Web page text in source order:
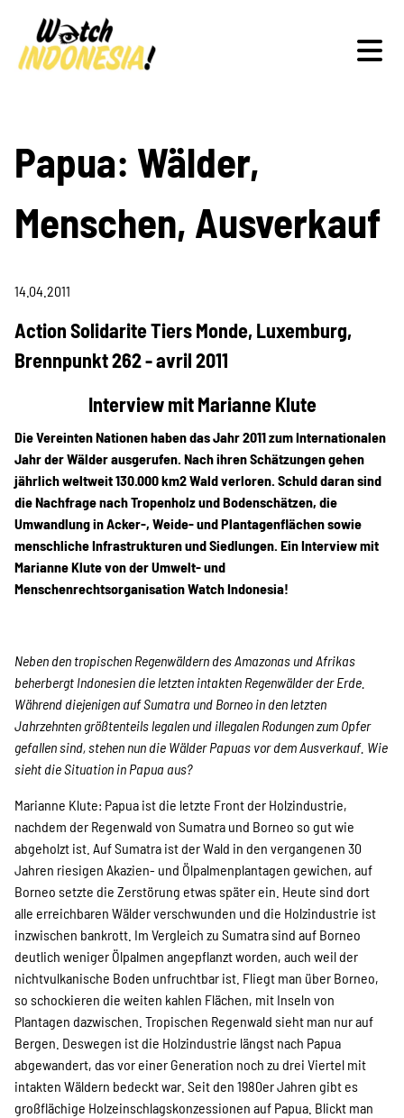
Schwerpunkte
Veranstaltungen
Publikationen
Projekte
Kampagne
Stellenangebote
Werde Mitglied
Newsletter abonnieren
SPENDEN
Über uns
Transparenz
Kontakt
english
Papua: Wälder,
Menschen, Ausverkauf
14.04.2011
Action Solidarite Tiers Monde, Luxemburg,
Brennpunkt 262 - avril 2011
Interview mit Marianne Klute
Die Vereinten Nationen haben das Jahr 2011 zum Internationalen
Jahr der Wälder ausgerufen. Nach ihren Schätzungen gehen
jährlich weltweit 130.000 km2 Wald verloren. Schuld daran sind
die Nachfrage nach Tropenholz und Bodenschätzen, die
Umwandlung in Acker-, Weide- und Plantagenflächen sowie
menschliche Infrastrukturen und Siedlungen. Ein Interview mit
Marianne Klute von der Umwelt- und
Menschenrechtsorganisation Watch Indonesia!
Neben den tropischen Regenwäldern des Amazonas und Afrikas
beherbergt Indonesien die letzten intakten Regenwälder der Erde.
Während diejenigen auf Sumatra und Borneo in den letzten
Jahrzehnten größtenteils legalen und illegalen Rodungen zum Opfer
gefallen sind, stehen nun die Wälder Papuas vor dem Ausverkauf. Wie
sieht die Situation in Papua aus?
Marianne Klute: Papua ist die letzte Front der Holzindustrie,
nachdem der Regenwald von Sumatra und Borneo so gut wie
abgeholzt ist. Auf Sumatra ist der Wald in den vergangenen 30
Jahren riesigen Akazien- und Ölpalmenplantagen gewichen, auf
Borneo setzte die Zerstörung etwas später ein. Heute sind dort
alle erreichbaren Wälder verschwunden und die Holzindustrie ist
inzwischen bankrott. Im Vergleich zu Sumatra sind auf Borneo
deutlich weniger Ölpalmen angepflanzt worden, auch weil der
nichtvulkanische Boden unfruchtbar ist. Fliegt man über Borneo,
so schockieren die weiten kahlen Flächen, mit Inseln von
Plantagen dazwischen. Tropischen Regenwald sieht man nur auf
Bergen. Deswegen ist die Holzindustrie längst nach Papua
abgewandert, das vor einer Generation noch zu drei Viertel mit
intakten Wäldern bedeckt war. Seit den 1980er Jahren gibt es
großflächige Holzeinschlagskonzessionen auf Papua. Blickt man